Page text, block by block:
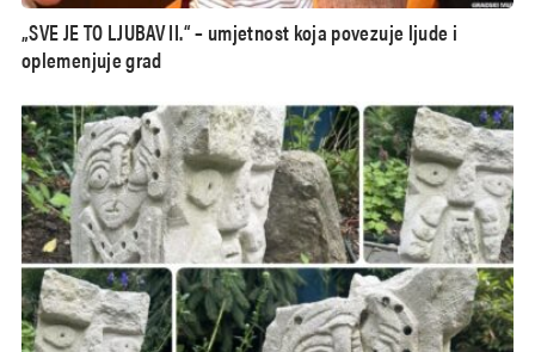
„SVE JE TO LJUBAV II.“ – umjetnost koja povezuje ljude i
oplemenjuje grad